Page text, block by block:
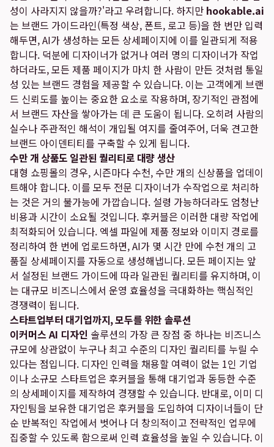
성이 사라지지 않을까?'라고 우려합니다. 하지만 hookable.ai
는 브랜드 가이드라인(특정 색상, 폰트, 로고 등)을 한 번만 입력
해두면, AI가 생성하는 모든 상세페이지에 이를 일관되게 적용
합니다. 덕분에 디자이너가 없거나 여러 명의 디자이너가 작업
하더라도, 모든 제품 페이지가 마치 한 사람이 만든 것처럼 통일
성 있는 브랜드 경험을 제공할 수 있습니다. 이는 고객에게 브랜
드 신뢰도를 높이는 중요한 요소로 작용하며, 장기적인 관점에
서 브랜드 자산을 쌓아가는 데 큰 도움이 됩니다. 오히려 사람의
실수나 주관적인 해석이 개입될 여지를 줄여주어, 더욱 견고한
브랜드 아이덴티티를 구축할 수 있게 됩니다.
수만 개 상품도 일관된 퀄리티로 대량 생산
대형 쇼핑몰의 경우, 시즌마다 수천, 수만 개의 신상품을 업데이
트해야 합니다. 이를 모두 전문 디자이너가 수작업으로 처리하
는 것은 거의 불가능에 가깝습니다. 설령 가능하더라도 엄청난
비용과 시간이 소요될 것입니다. 후커블은 이러한 대량 작업에
최적화되어 있습니다. 엑셀 파일에 제품 정보와 이미지 경로를
정리하여 한 번에 업로드하면, AI가 몇 시간 만에 수천 개의 고
품질 상세페이지를 자동으로 생성해냅니다. 모든 페이지는 앞
서 설정된 브랜드 가이드에 따라 일관된 퀄리티를 유지하며, 이
는 대규모 비즈니스에서 운영 효율성을 극대화하는 핵심적인
경쟁력이 됩니다.
스타트업부터 대기업까지, 모두를 위한 솔루션
이커머스 AI 디자인 솔루션의 가장 큰 장점 중 하나는 비즈니스
규모에 상관없이 누구나 최고 수준의 디자인 퀄리티를 누릴 수
있다는 점입니다. 디자인 인력을 채용할 여력이 없는 1인 기업
이나 소규모 스타트업은 후커블을 통해 대기업과 동등한 수준
의 상세페이지를 제작하여 경쟁할 수 있습니다. 반대로, 이미 디
자인팀을 보유한 대기업은 후커블을 도입하여 디자이너들이 단
순 반복적인 작업에서 벗어나 더 창의적이고 전략적인 업무에
집중할 수 있도록 함으로써 인력 효율성을 높일 수 있습니다. 이